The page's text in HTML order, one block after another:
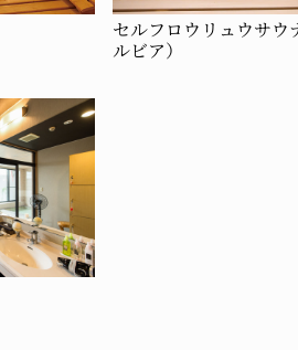
セルフロウリュウサウ
ルビア）